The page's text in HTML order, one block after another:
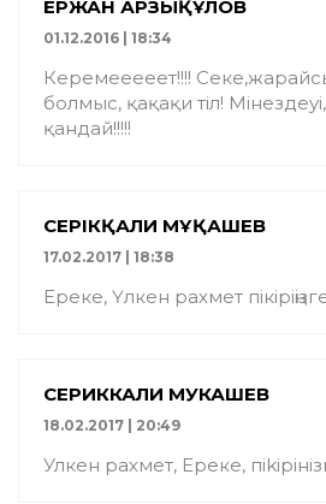
ЕРЖАН АРЗЫҚҰЛОВ
01.12.2016 | 18:34
Керемееееет!!!!
болмыс, қақақи тіл!
қандай!!!!!
СЕРІКҚАЛИ МҰҚАШЕВ
17.02.2017 | 18:38
Ереке, Үлкен рахмет
СЕРИККАЛИ МУКАШЕВ
18.02.2017 | 20:49
Улкен рахмет, Ереке,